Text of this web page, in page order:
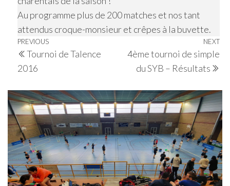
Au programme plus de 200 matches et nos tant
attendus croque-monsieur et crêpes à la buvette.
Navigation
de
l’article
Previous
Post
PREVIOUS
Tournoi de Talence
2016
NEXT
4ème tournoi de simple
du SYB – Résultats